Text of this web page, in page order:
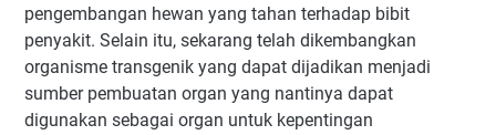
pengembangan hewan yang tahan terhadap bibit
penyakit. Selain itu, sekarang telah dikembangkan
organisme transgenik yang dapat dijadikan menjadi
sumber pembuatan organ yang nantinya dapat
digunakan sebagai organ untuk kepentingan